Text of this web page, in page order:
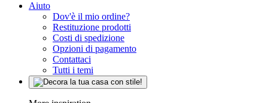
Aiuto
Dov'è il mio ordine?
Restituzione prodotti
Costi di spedizione
Opzioni di pagamento
Contattaci
Tutti i temi